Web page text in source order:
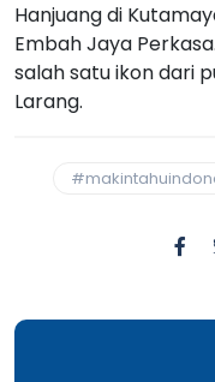
Hanjuang di
Embah Jaya
salah satu ikon dari
Larang.